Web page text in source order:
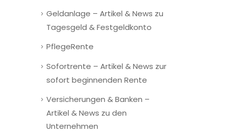
Geldanlage – Artikel & News zu
Tagesgeld & Festgeldkonto
PflegeRente
Sofortrente – Artikel & News zur
sofort beginnenden Rente
Versicherungen & Banken –
Artikel & News zu den
Unternehmen